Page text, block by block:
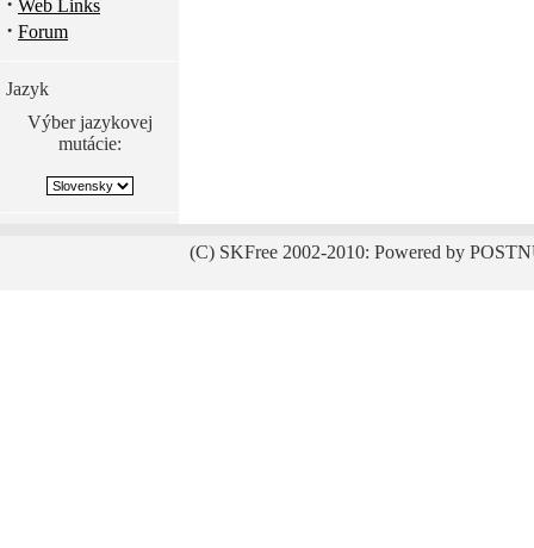
Web Links
· Forum
Jazyk
Výber jazykovej
mutácie:
(C) SKFree 2002-2010: Powered by